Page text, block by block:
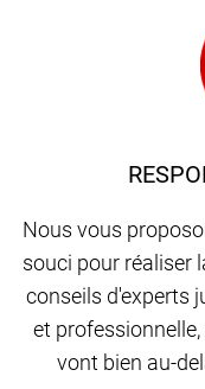
Nous vous
souci pour réaliser
conseils d'experts
et
vont bien au-